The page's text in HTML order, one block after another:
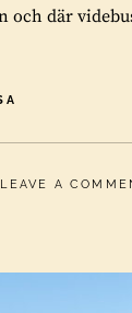
och där
LEAVE A